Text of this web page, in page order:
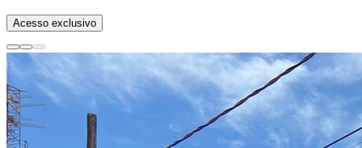
Acesso exclusivo